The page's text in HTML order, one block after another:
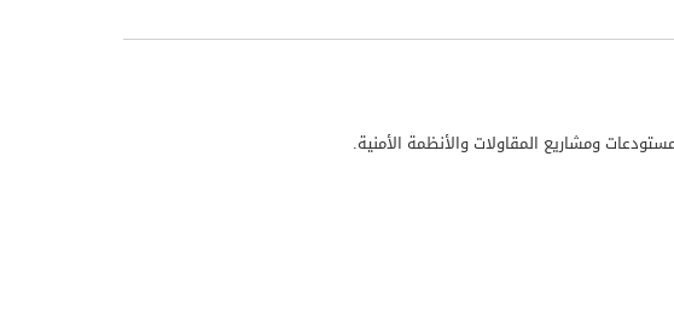
ومشاريع المقاولات والأنظمة الأمنية.